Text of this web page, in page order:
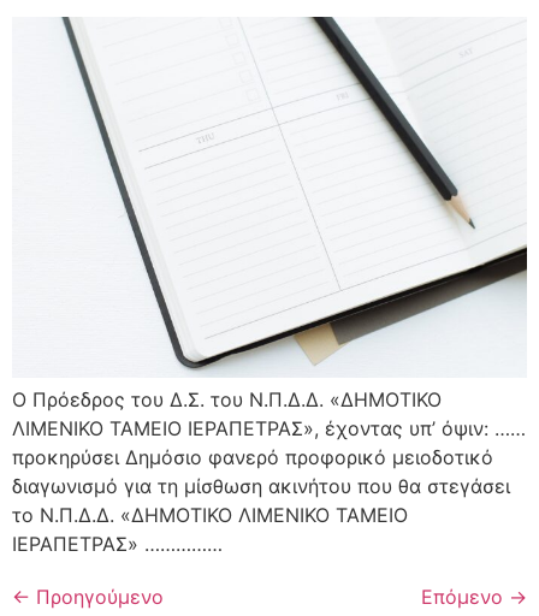
Ο Πρόεδρος του Δ.Σ. του Ν.Π.Δ.Δ. «ΔΗΜΟΤΙΚΟ
ΛΙΜΕΝΙΚΟ ΤΑΜΕΙΟ ΙΕΡΑΠΕΤΡΑΣ», έχοντας υπ’ όψιν: ……
προκηρύσει Δημόσιο φανερό προφορικό μειοδοτικό
διαγωνισμό για τη μίσθωση ακινήτου που θα στεγάσει
το Ν.Π.Δ.Δ. «ΔΗΜΟΤΙΚΟ ΛΙΜΕΝΙΚΟ ΤΑΜΕΙΟ
ΙΕΡΑΠΕΤΡΑΣ» ……………
← Προηγούμενο Επόμενο →